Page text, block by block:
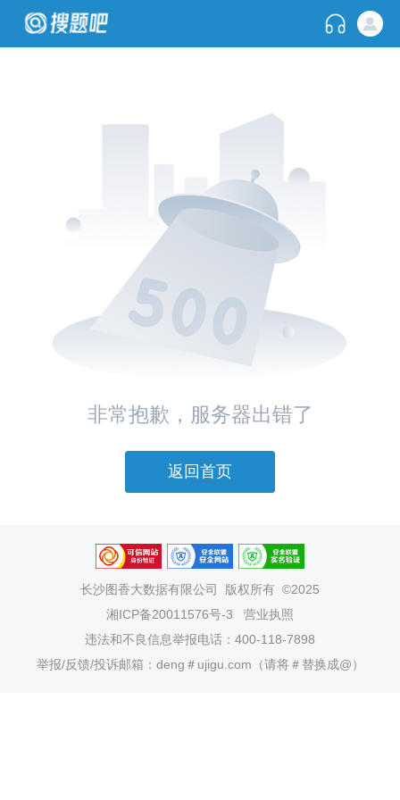
非常抱歉，服务器出错了
返回首页
长沙图香大数据有限公司
版权所有 ©2025
湘ICP备20011576号-3
营业执照
违法和不良信息举报电话：400-118-7898
举报/反馈/投诉邮箱：deng＃ujigu.com（请将＃替换成@）